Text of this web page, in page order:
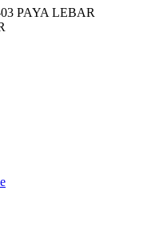
PAYA LEBAR